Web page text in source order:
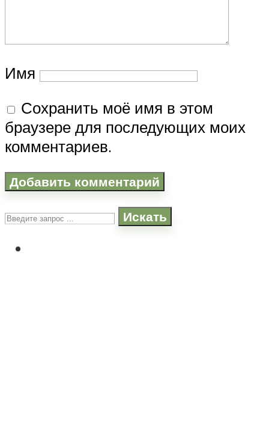
Имя
Сохранить моё имя в этом
браузере для последующих моих
комментариев.
Искать